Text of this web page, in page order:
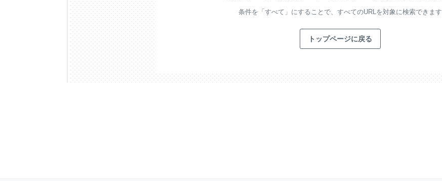
条件を「すべて」にすることで、 すべてのURLを対象に検索できます
トップページに戻る